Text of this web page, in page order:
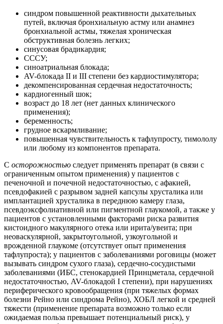
синдром повышенной реактивности дыхательных
путей, включая бронхиальную астму или анамнез
бронхиальной астмы, тяжелая хроническая
обструктивная болезнь легких;
синусовая брадикардия;
СССУ;
синоатриальная блокада;
AV-блокада II и III степени без кардиостимулятора;
декомпенсированная сердечная недостаточность;
кардиогенный шок;
возраст до 18 лет (нет данных клинического
применения);
беременность;
грудное вскармливание;
повышенная чувствительность к тафлупросту, тимололу
или любому из компонентов препарата.
С осторожностью следует применять препарат (в связи с
ограниченным опытом применения) у пациентов с
печеночной и почечной недостаточностью, с афакией,
псевдофакией с разрывом задней капсулы хрусталика или
имплантацией хрусталика в переднюю камеру глаза,
псевдоэксфолиативной или пигментной глаукомой, а также у
пациентов с установленными факторами риска развития
кистоидного макулярного отека или ирита/увеита; при
неоваскулярной, закрытоугольной, узкоугольной и
врожденной глаукоме (отсутствует опыт применения
тафлупроста); у пациентов с заболеваниями роговицы (может
вызывать синдром сухого глаза), сердечно-сосудистыми
заболеваниями (ИБС, стенокардией Принцметала, сердечной
недостаточностью, AV-блокадой I степени), при нарушениях
периферического кровообращения (при тяжелых формах
болезни Рейно или синдрома Рейно), ХОБЛ легкой и средней
тяжести (применение препарата возможно только если
ожидаемая польза превышает потенциальный риск), у